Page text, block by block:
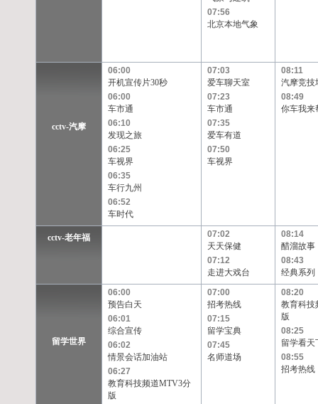
07:56
北京本地气象
cctv-汽摩
06:00
开机宣传片30秒
06:00
车市通
06:10
发现之旅
06:25
车视界
06:35
车行九州
06:52
车时代
07:03
爱车聊天室
07:23
车市通
07:35
爱车有道
07:50
车视界
08:11
汽摩竞技
08:49
你车我来
cctv-老年福
07:02
天天保健
07:12
走进大戏台
08:14
醋溜故事
08:43
经典系列
留学世界
06:00
预告白天
06:01
综合宣传
06:02
情景会话加油站
06:27
教育科技频道MTV3分
版
07:00
招考热线
07:15
留学宝典
07:45
名师道场
08:20
教育科技
版
08:25
留学看天
08:55
招考热线